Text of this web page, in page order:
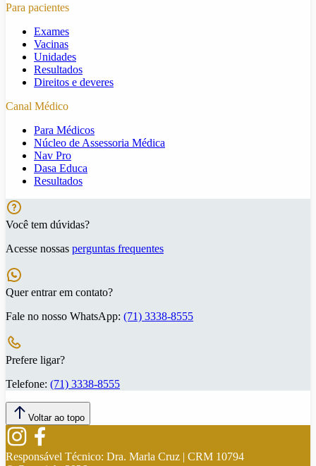
Para pacientes
Exames
Vacinas
Unidades
Resultados
Direitos e deveres
Canal Médico
Para Médicos
Núcleo de Assessoria Médica
Nav Pro
Dasa Educa
Resultados
Você tem dúvidas?
Acesse nossas perguntas frequentes
Quer entrar em contato?
Fale no nosso WhatsApp: (71) 3338-8555
Prefere ligar?
Telefone: (71) 3338-8555
Voltar ao topo
Responsável Técnico: Dra. Marla Cruz | CRM 10794